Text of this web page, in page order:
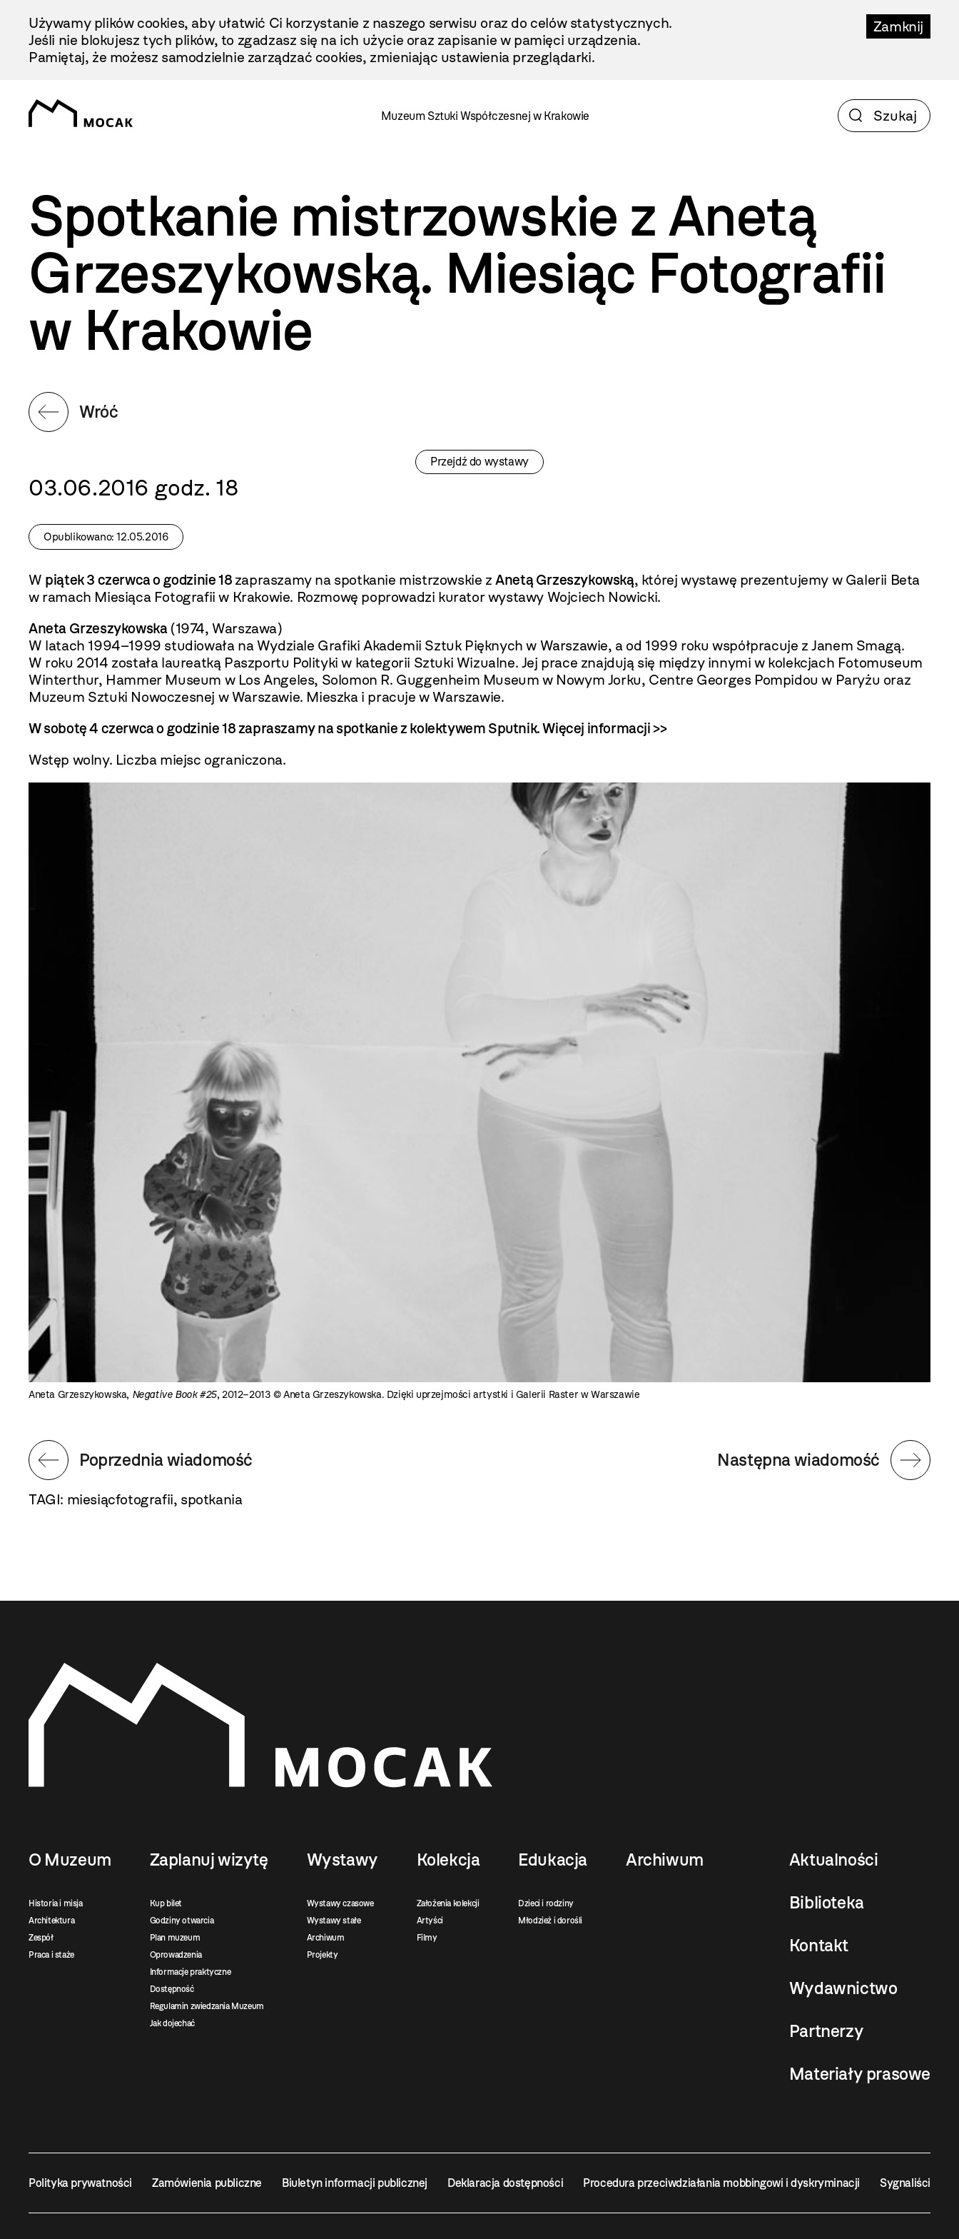
Treści
Zamknij
Używamy plików cookies, aby ułatwić Ci korzystanie z naszego serwisu oraz do celów statystycznych.
Jeśli nie blokujesz tych plików, to zgadzasz się na ich użycie oraz zapisanie w pamięci urządzenia.
Pamiętaj, że możesz samodzielnie zarządzać cookies, zmieniając ustawienia przeglądarki.
Muzeum Sztuki Współczesnej w Krakowie
Spotkanie mistrzowskie z Anetą
Grzeszykowską. Miesiąc Fotografii
w Krakowie
Wróć
Przejdź do wystawy
03.06.2016 godz. 18
Opublikowano: 12.05.2016
W piątek 3 czerwca o godzinie 18 zapraszamy na spotkanie mistrzowskie zAnetą Grzeszykowską, której wystawę prezentujemy w Galerii Beta
w ramach Miesiąca Fotografii w Krakowie. Rozmowę poprowadzi kurator wystawy Wojciech Nowicki.
Aneta Grzeszykowska(1974, Warszawa)
W latach 1994–1999 studiowała na Wydziale Grafiki Akademii Sztuk Pięknych w Warszawie, a od 1999 roku współpracuje z Janem Smagą.
W roku 2014 została laureatką Paszportu Polityki w kategorii Sztuki Wizualne. Jej prace znajdują się między innymi w kolekcjach Fotomuseum
Winterthur, Hammer Museum w Los Angeles, Solomon R. Guggenheim Museum w Nowym Jorku, Centre Georges Pompidou w Paryżu oraz
Muzeum Sztuki Nowoczesnej w Warszawie. Mieszka i pracuje w Warszawie.
W sobotę 4 czerwca o godzinie 18 zapraszamy na spotkanie z kolektywem Sputnik.Więcej informacji >>
Wstęp wolny. Liczba miejsc ograniczona.
Aneta Grzeszykowska, Negative Book #25, 2012–2013 © Aneta Grzeszykowska. Dzięki uprzejmości artystki i Galerii Raster w Warszawie
Następna wiadomość
Poprzednia wiadomość
TAGI: miesiącfotografii, spotkania
O Muzeum
Historia i misja
Architektura
Zespół
Praca i staże
Zaplanuj wizytę
Kup bilet
Godziny otwarcia
Plan muzeum
Oprowadzenia
Informacje praktyczne
Dostępność
Regulamin zwiedzania Muzeum
Jak dojechać
Wystawy
Wystawy czasowe
Wystawy stałe
Archiwum
Projekty
Kolekcja
Założenia kolekcji
Artyści
Filmy
Edukacja
Dzieci i rodziny
Młodzież i dorośli
Archiwum Aktualności
Biblioteka
Kontakt
Wydawnictwo
Partnerzy
Materiały prasowe
Polityka prywatności Zamówienia publiczne Biuletyn informacji publicznej Deklaracja dostępności Procedura przeciwdziałania mobbingowi i dyskryminacji Sygnaliści